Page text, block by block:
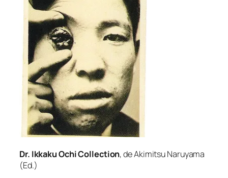
Dr. Ikkaku Ochi Collection, de Akimitsu Naruyama
(Ed.)